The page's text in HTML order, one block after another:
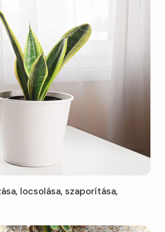
locsolása, szaporítása,